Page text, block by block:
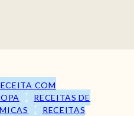
COM
RECEITAS DE
RECEITAS